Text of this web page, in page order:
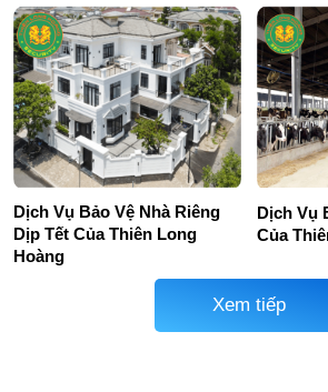
Dịch Vụ Bảo Vệ Nhà Riêng
Dịp Tết Của Thiên Long
Hoàng
Dịch Vụ
Của
Xem tiếp